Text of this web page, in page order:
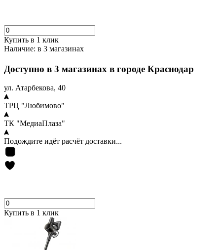
Купить в 1 клик
Наличие: в 3 магазинах
Доступно в 3 магазинах в городе Краснодар
ул. Атарбекова, 40
ТРЦ "Любимово"
ТК "МедиаПлаза"
Подождите идёт расчёт доставки...
Купить в 1 клик